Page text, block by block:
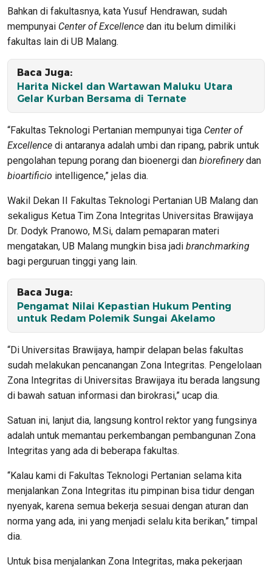
Bahkan di fakultasnya, kata Yusuf Hendrawan, sudah
mempunyai Center of Excellence dan itu belum dimiliki
fakultas lain di UB Malang.
Baca Juga:
Harita Nickel dan Wartawan Maluku Utara
Gelar Kurban Bersama di Ternate
“Fakultas Teknologi Pertanian mempunyai tiga Center of
Excellence di antaranya adalah umbi dan ripang, pabrik untuk
pengolahan tepung porang dan bioenergi dan biorefinerydan
bioartificio intelligence,” jelas dia.
Wakil Dekan II Fakultas Teknologi Pertanian UB Malang dan
sekaligus Ketua Tim Zona Integritas Universitas Brawijaya
Dr. Dodyk Pranowo, M.Si, dalam pemaparan materi
mengatakan, UB Malang mungkin bisa jadi branchmarking
bagi perguruan tinggi yang lain.
Baca Juga:
Pengamat Nilai Kepastian Hukum Penting
untuk Redam Polemik Sungai Akelamo
“Di Universitas Brawijaya, hampir delapan belas fakultas
sudah melakukan pencanangan Zona Integritas. Pengelolaan
Zona Integritas di Universitas Brawijaya itu berada langsung
di bawah satuan informasi dan birokrasi,” ucap dia.
Satuan ini, lanjut dia, langsung kontrol rektor yang fungsinya
adalah untuk memantau perkembangan pembangunan Zona
Integritas yang ada di beberapa fakultas.
“Kalau kami di Fakultas Teknologi Pertanian selama kita
menjalankan Zona Integritas itu pimpinan bisa tidur dengan
nyenyak, karena semua bekerja sesuai dengan aturan dan
norma yang ada, ini yang menjadi selalu kita berikan,” timpal
dia.
Untuk bisa menjalankan Zona Integritas, maka pekerjaan